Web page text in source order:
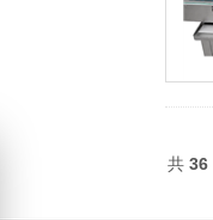
共 36